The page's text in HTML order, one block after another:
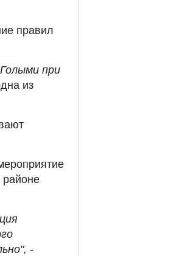
правил
при
из
районе
-